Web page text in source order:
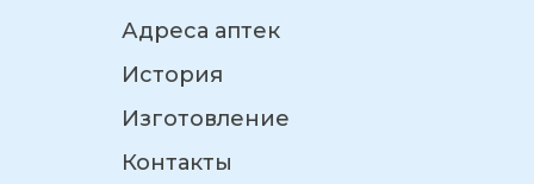
Адреса аптек
История
Изготовление
Контакты